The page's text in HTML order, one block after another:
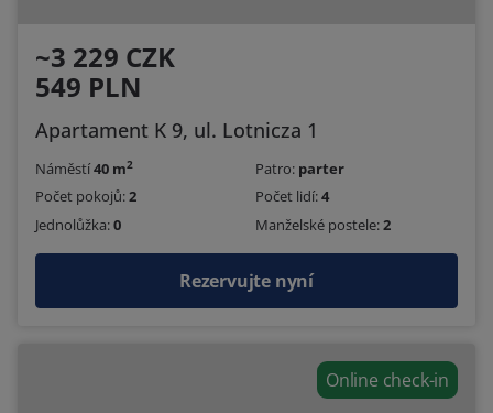
~3 229 CZK
549 PLN
Apartament K 9, ul. Lotnicza 1
Náměstí40 m2 Patro: parter
Počet pokojů:2 Počet lidí:4
Jednolůžka:0 Manželské postele:2
Rezervujte nyní
Online check-in